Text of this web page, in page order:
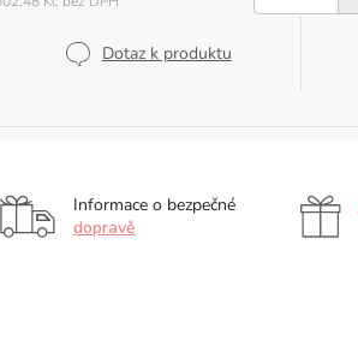
Dotaz k produktu
Informace o bezpečné
dopravě